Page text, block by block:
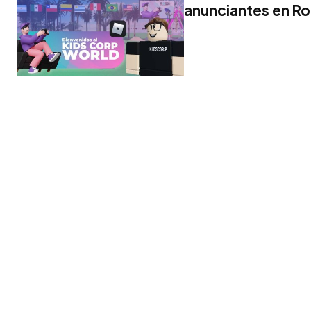
anunciantes en